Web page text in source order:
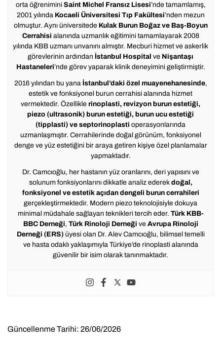
orta öğrenimini Saint Michel Fransız Lisesi’nde tamamlamış,
2001 yılında Kocaeli Üniversitesi Tıp Fakültesi’nden mezun
olmuştur. Aynı üniversitede Kulak Burun Boğaz ve Baş-Boyun
Cerrahisi alanında uzmanlık eğitimini tamamlayarak 2008
yılında KBB uzmanı unvanını almıştır. Mecburi hizmet ve askerlik
görevlerinin ardından İstanbul Hospital ve Nişantaşı
Hastaneleri’nde görev yaparak klinik deneyimini geliştirmiştir.
2016 yılından bu yana İstanbul’daki özel muayenehanesinde,
estetik ve fonksiyonel burun cerrahisi alanında hizmet
vermektedir. Özellikle rinoplasti, revizyon burun estetiği,
piezo (ultrasonik) burun estetiği, burun ucu estetiği
(tipplasti) ve septorinoplasti operasyonlarında
uzmanlaşmıştır. Cerrahilerinde doğal görünüm, fonksiyonel
denge ve yüz estetiğini bir araya getiren kişiye özel planlamalar
yapmaktadır.
Dr. Camcıoğlu, her hastanın yüz oranlarını, deri yapısını ve
solunum fonksiyonlarını dikkatle analiz ederek doğal,
fonksiyonel ve estetik açıdan dengeli burun cerrahileri
gerçekleştirmektedir. Modern piezo teknolojisiyle dokuya
minimal müdahale sağlayan teknikleri tercih eder. Türk KBB-
BBC Derneği, Türk Rinoloji Derneği ve Avrupa Rinoloji
Derneği (ERS)üyesi olan Dr. Alev Camcıoğlu, bilimsel temelli
ve hasta odaklı yaklaşımıyla Türkiye’de rinoplasti alanında
güvenilir bir isim olarak tanınmaktadır.
Güncellenme Tarihi: 26/06/2026